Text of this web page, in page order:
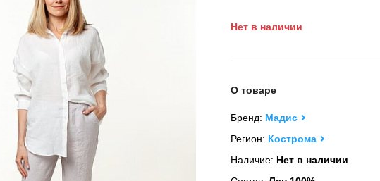
Нет в наличии
О товаре
Бренд: Мадис
Регион: Кострома
Наличие: Нет в наличии